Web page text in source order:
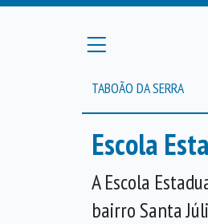
TABOÃO DA SERRA
Escola
A Escola
bairro Santa